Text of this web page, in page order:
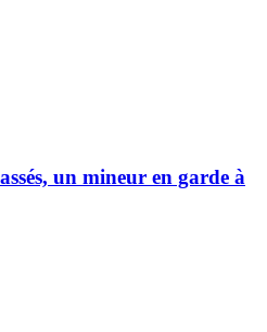
un mineur en garde à